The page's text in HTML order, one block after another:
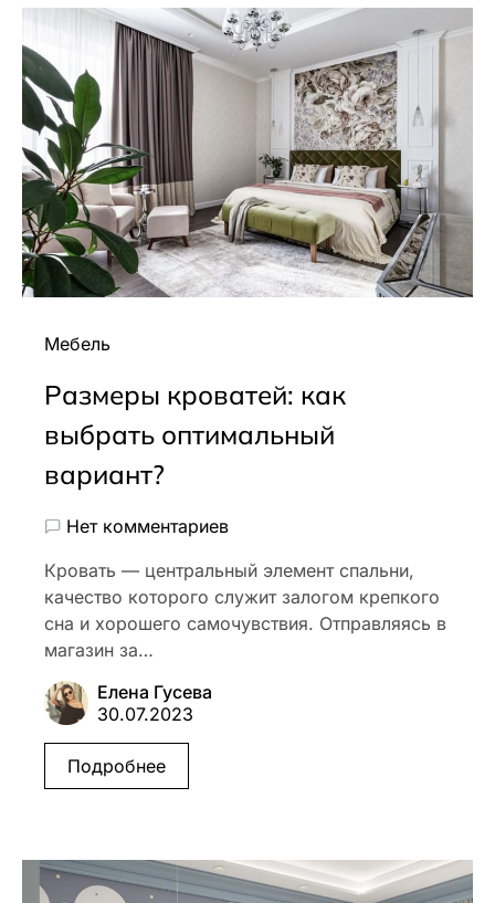
Мебель
Размеры кроватей: как
выбрать оптимальный
вариант?
Нет комментариев
Кровать — центральный элемент спальни,
качество которого служит залогом крепкого
сна и хорошего самочувствия. Отправляясь в
магазин за…
Елена Гусева
30.07.2023
Подробнее